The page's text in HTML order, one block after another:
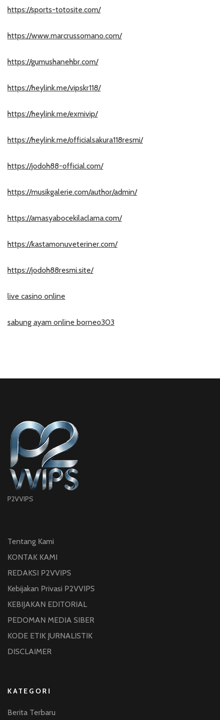
https://sports-totosite.com/
https://www.marcrussomano.com/
https://gumushanehbr.com/
https://heylink.me/vipskr118/
https://heylink.me/exmivip/
https://heylink.me/officialsakura118resmi/
https://jodoh88-official.com/
https://musikgalerie.com/author/admin/
https://amasyabocekilaclama.com/
https://kastamonuveteriner.com/
https://jodoh88resmi.site/
live casino online
sabung ayam online borneo303
P2VVIPS
Tentang Kami
KONTAK KAMI
REDAKSI P2VVIPS
Kebijakan Privasi P2VVIPS
KEBIJAKAN EDITORIAL
PEDOMAN MEDIA SIBER
KODE ETIK JURNALISTIK
DISCLAIMER
KATEGORI
Berita Terbaru